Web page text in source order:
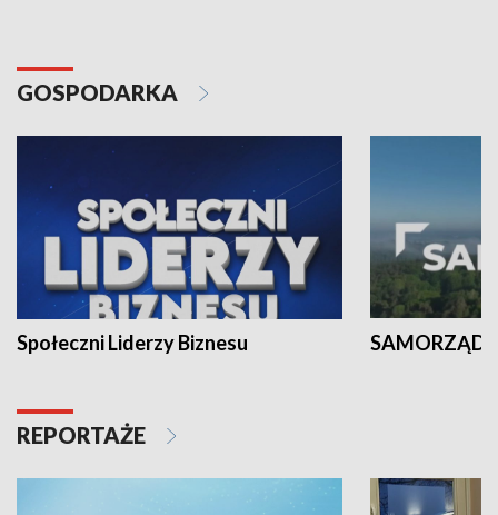
GOSPODARKA
Społeczni Liderzy Biznesu SAMORZĄD
REPORTAŻE